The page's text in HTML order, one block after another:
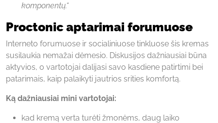
komponentų.“
Proctonic aptarimai forumuose
Interneto forumuose ir socialiniuose tinkluose šis kremas
susilaukia nemažai dėmesio. Diskusijos dažniausiai būna
aktyvios, o vartotojai dalijasi savo kasdiene patirtimi bei
patarimais, kaip palaikyti jautrios srities komfortą.
Ką dažniausiai mini vartotojai:
kad kremą verta turėti žmonėms, daug laiko